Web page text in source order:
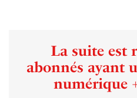
La suite est
abonnés ayant
numérique